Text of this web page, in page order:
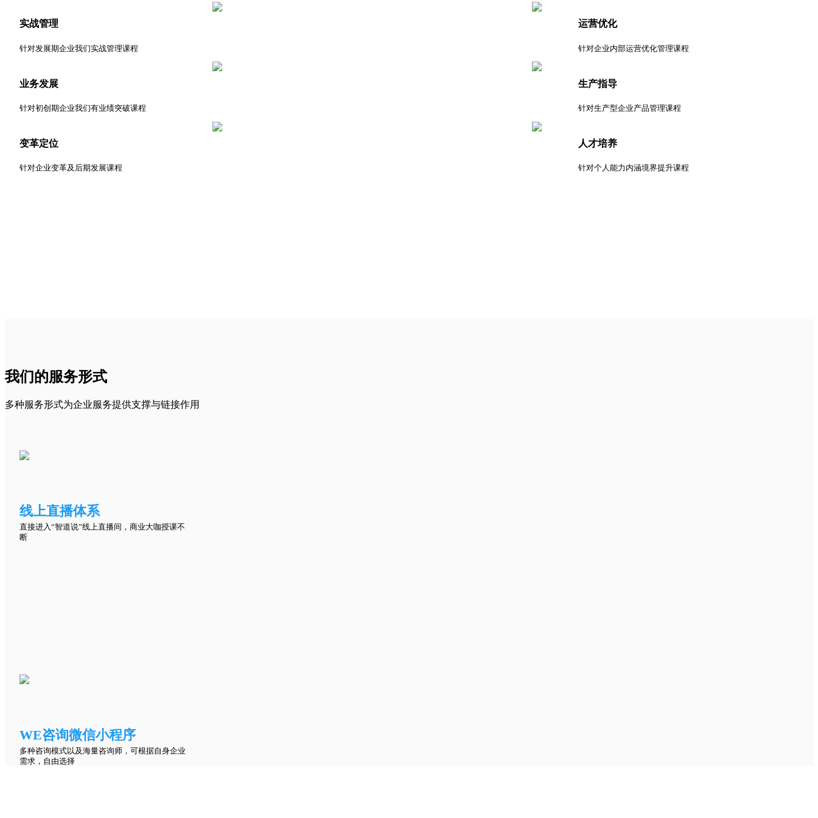
实战管理
针对发展期企业我们实战管理课程
业务发展
针对初创期企业我们有业绩突破课程
变革定位
针对企业变革及后期发展课程
运营优化
针对企业内部运营优化管理课程
生产指导
针对生产型企业产品管理课程
人才培养
针对个人能力内涵境界提升课程
我们的服务形式
多种服务形式为企业服务提供支撑与链接作用
线上直播体系
直接进入“智道说”线上直播间，商业大咖授课不
断
WE咨询微信小程序
多种咨询模式以及海量咨询师，可根据自身企业
需求，自由选择